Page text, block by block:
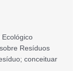
Resíduos
conceituar